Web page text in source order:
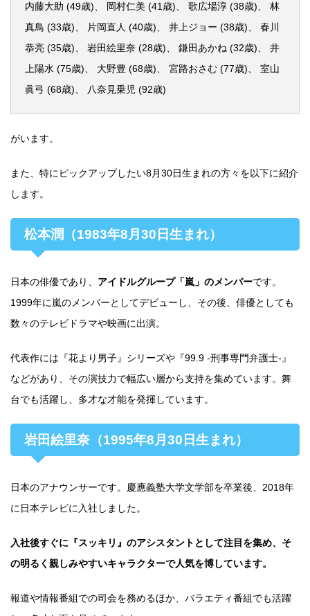
内藤大助 (49歳)、 岡村仁美 (41歳)、 歌広場淳 (38歳)、 林
真鳥 (33歳)、 片岡直人 (40歳)、 井上ジョー (38歳)、 春川
恭亮 (35歳)、 岩田絵里奈 (28歳)、 鎌田あかね (32歳)、 井
上陽水 (75歳)、 大野豊 (68歳)、 宮路おさむ (77歳)、 室山
眞弓 (68歳)、 八奈見乗児 (92歳)
がいます。
また、特にピックアップしたい8月30日生まれの方々を以下に紹介
します。
松本潤（1983年8月30日生まれ）
日本の俳優であり、 アイドルグループ「嵐」のメンバーです。
1999年に嵐のメンバーとしてデビューし、その後、俳優としても
数々のテレビドラマや映画に出演。
代表作には『花より男子』シリーズや『99.9 -刑事専門弁護士-』
などがあり、その演技力で幅広い層から支持を集めています。舞
台でも活躍し、多才な才能を発揮しています。
岩田絵里奈（1995年8月30日生まれ）
日本のアナウンサーです。慶應義塾大学文学部を卒業後、2018年
に日本テレビに入社しました。
入社後すぐに『スッキリ』のアシスタントとして注目を集め、そ
の明るく親しみやすいキャラクターで人気を博しています。
報道や情報番組での司会を務めるほか、バラエティ番組でも活躍